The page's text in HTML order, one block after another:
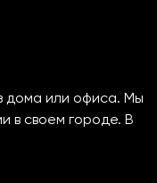
дома или офиса. Мы
в своем городе. В